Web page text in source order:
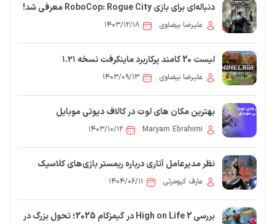
دنباله‌ای برای بازی RoboCop: Rogue City معرفی شد!
علیرضا بیضاوی ۱۴۰۳/۱۲/۱۸
لیست 20 کامند پرکاربرد ماینکرفت نسخه ۱.۲۱
علیرضا بیضاوی ۱۴۰۳/۰۹/۱۳
بهترین مکان های لوت در کالاف دیوتی موبایل
Maryam Ebrahimi ۱۴۰۳/۱۰/۱۲
نظر مدیرعامل آتاری درباره ریمستر بازی‌های کلاسیک
عارف کیومرثی ۱۴۰۴/۰۶/۱۱
بررسی High on Life 2 در گیمزکام 2025؛ تحول بزرگ در